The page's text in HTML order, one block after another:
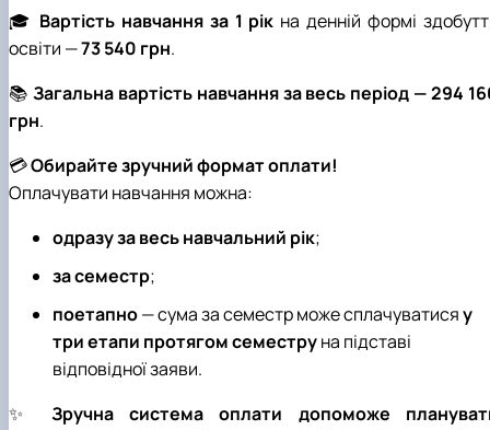
🎓 Вартість навчання за 1 рік на денній формі
освіти —73 540 грн.
📚 Загальна вартість навчання за весь період — 294
грн.
💳Обирайте зручний формат оплати!
Оплачувати навчання можна:
одразу за весь навчальний рік;
за семестр;
поетапно— сума за семестр може сплачуватисяу
три етапи протягом семеструна підставі
відповідної заяви.
✨ Зручна система оплати допоможе